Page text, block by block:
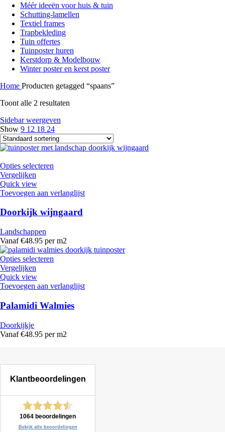
Méér ideeën voor huis & tuin
Schutting-lamellen
Textiel frames
Trapbekleding
Tuin offertes
Tuinposter huren
Kerstdorp & Modelbouw
Winter poster en kerst poster
Home Producten getagged “spaans”
Toont alle 2 resultaten
Sidebar weergeven
Show 9 12 18 24
Opties selecteren
Vergelijken
Quick view
Toevoegen aan verlanglijst
Doorkijk wijngaard
Landschappen
Vanaf €48.95 per m2
Opties selecteren
Vergelijken
Quick view
Toevoegen aan verlanglijst
Palamidi Walmies
Doorkijkje
Vanaf €48.95 per m2